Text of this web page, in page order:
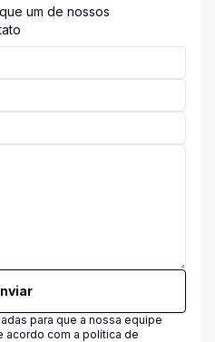
um de nossos
para que a nossa equipe
acordo com a política de